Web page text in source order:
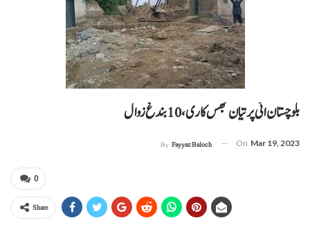
بلوچستان اٹی پر تیان بھس کاری، 10 بندغ زوال
By Fayyaz Baloch On Mar 19, 2023
0
Share